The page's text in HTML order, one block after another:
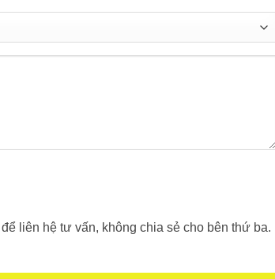
liên hệ tư vấn, không chia sẻ cho bên thứ ba.